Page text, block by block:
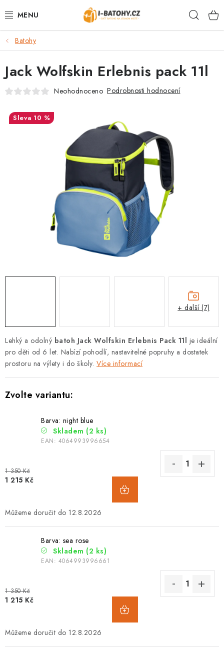
na
VÝPRODEJ %
BATOHY
TAŠKY, KABELKY
CESTOVNÍ ZAVAZADLA
DOPLŇKY A PŘÍSLUŠENSTVÍ
PODLE AKTIVITY
Doprava a platba Vše o nákupu Kontakty
Poradna
Batohy
Lehký a odolný batoh Jack Wolfskin Erlebnis Pack 11l je ideální
pro děti od 6 let. Nabízí pohodlí, nastavitelné popruhy a dostatek
prostoru na výlety i do školy. Více informací
Barva: night blue
Skladem (2 ks)
EAN: 4064993996654
1 350 Kč
1 215 Kč
12.8.2026
Barva: sea rose
Skladem (2 ks)
EAN: 4064993996661
1 350 Kč
1 215 Kč
12.8.2026
Jack Wolfskin Erlebnis pack 11l
Neohodnoceno Podrobnosti hodnocení
10 %
+ další (7)